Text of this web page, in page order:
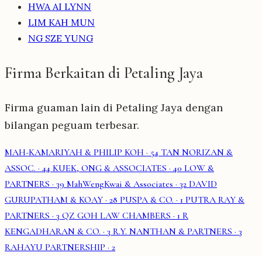
HWA AI LYNN
LIM KAH MUN
NG SZE YUNG
Firma Berkaitan di Petaling Jaya
Firma guaman lain di Petaling Jaya dengan
bilangan peguam terbesar.
MAH-KAMARIYAH & PHILIP KOH · 54 TAN NORIZAN &
ASSOC. · 44 KUEK, ONG & ASSOCIATES · 40 LOW &
PARTNERS · 39 MahWengKwai & Associates · 32 DAVID
GURUPATHAM & KOAY · 28 PUSPA & CO. · 1 PUTRA RAY &
PARTNERS · 3 QZ GOH LAW CHAMBERS · 1 R
KENGADHARAN & CO. · 3 R.Y. NANTHAN & PARTNERS · 3
RAHAYU PARTNERSHIP · 2